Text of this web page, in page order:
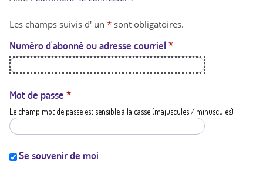
t
a
t
i
Les champs suivis d' un * sont obligatoires.
Numéro d'abonné ou adresse courriel *
Mot de passe *
Le champ mot de passe est sensible à la casse (majuscules / minuscules)
Se souvenir de moi